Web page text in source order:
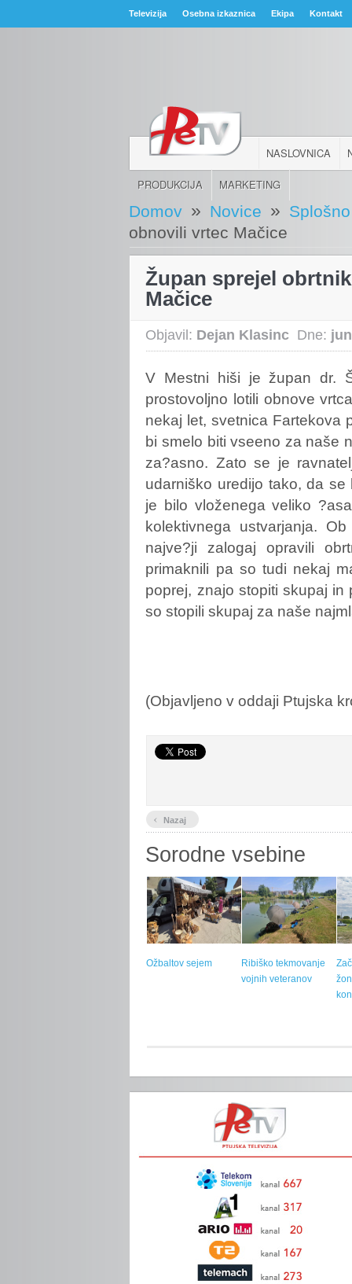
Televizija Osebna izkaznica Ekipa Kontakt
NASLOVNICA
PRODUKCIJA MARKETING
Domov » Novice » Splošno
obnovili vrtec Mačice
Župan sprejel
Mačice
Objavil: Dejan Klasinc Dne:
V Mestni hiši je župan dr.
prostovoljno lotili obnove
nekaj let, svetnica Fartekova
bi smelo biti vseeno za naše
za?asno. Zato se je
udarniško uredijo tako, da
je bilo vloženega veliko
kolektivnega ustvarjanja.
najve?ji zalogaj opravili
primaknili pa so tudi nekaj
poprej, znajo stopiti skupaj in
so stopili skupaj za naše
(Objavljeno v oddaji Ptujska
‹ Nazaj
Sorodne vsebine
Ožbaltov sejem
Ribiško tekmovanje
vojnih veteranov